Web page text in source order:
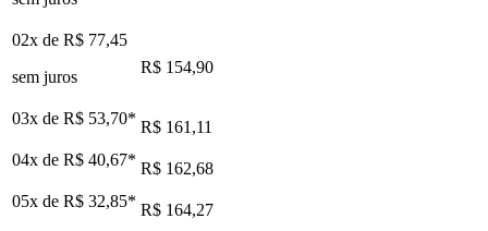
02x de R$ 77,45
sem juros
R$ 154,90
03x de R$ 53,70* R$ 161,11
04x de R$ 40,67* R$ 162,68
05x de R$ 32,85* R$ 164,27